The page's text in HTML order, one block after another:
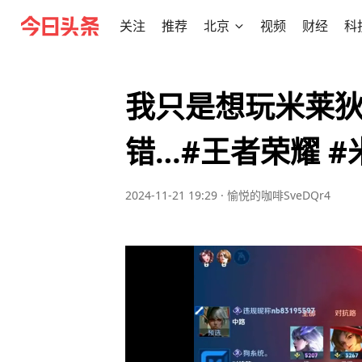
关注 推荐 北京 视频 财经 科
我只是想玩米莱
错…#王者荣耀 #
2024-11-21 19:29 · 愉悦的咖啡SveDQr4